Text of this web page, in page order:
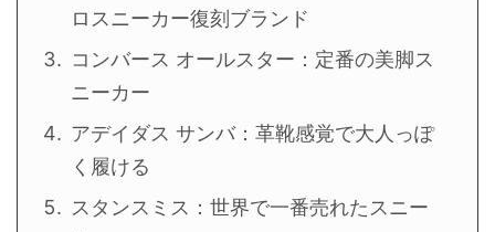
ロスニーカー復刻ブランド
コンバース オールスター：定番の美脚ス
ニーカー
アデイダス サンバ：革靴感覚で大人っぽ
く履ける
スタンスミス：世界で一番売れたスニー